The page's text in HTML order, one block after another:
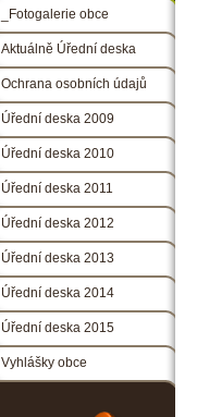
_Fotogalerie obce
Aktuálně Úřední deska
Ochrana osobních údajů
Úřední deska 2009
Úřední deska 2010
Úřední deska 2011
Úřední deska 2012
Úřední deska 2013
Úřední deska 2014
Úřední deska 2015
Vyhlášky obce